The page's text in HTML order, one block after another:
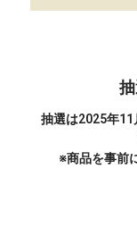
抽選は2025年11
※商品を事前